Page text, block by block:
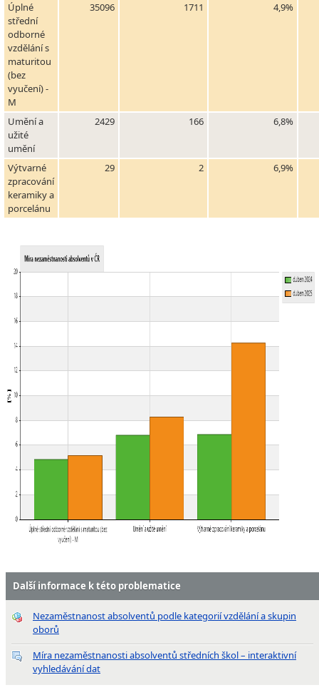
Úplné
střední
odborné
vzdělání s
maturitou
(bez
vyučení) -
M
35096 1711 4,9%
Umění a
užité
umění
2429 166 6,8%
Výtvarné
zpracování
keramiky a
porcelánu
29 2 6,9%
Další informace k této problematice
Nezaměstnanost absolventů podle kategorií vzdělání a skupin
oborů
Míra nezaměstnanosti absolventů středních škol – interaktivní
vyhledávání dat